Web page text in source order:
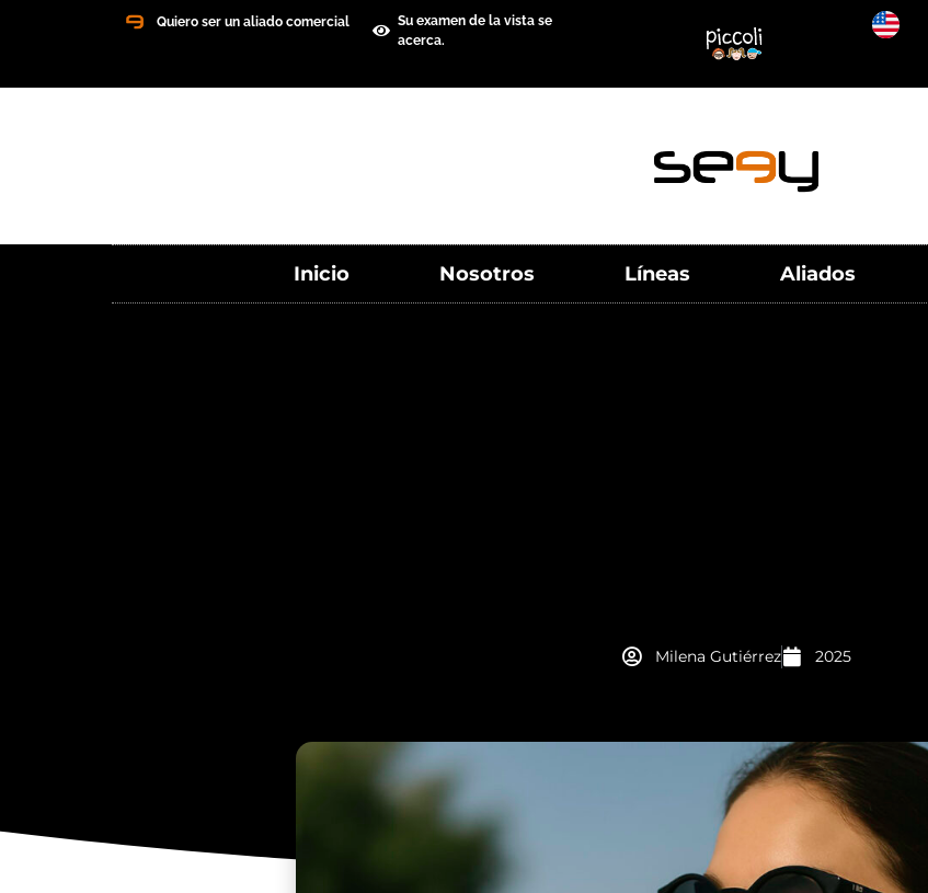
Quiero ser un aliado comercial
Su examen de la vista se
acerca.
Inicio Nosotros Líneas Aliados
Milena Gutiérrez 2025